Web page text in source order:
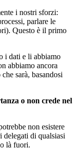
i nostri sforzi:
parlare le
Questo è il primo
i dati e li abbiamo
abbiamo ancora
sarà, basandosi
o non crede nel
non esistere
di qualsiasi
là fuori.